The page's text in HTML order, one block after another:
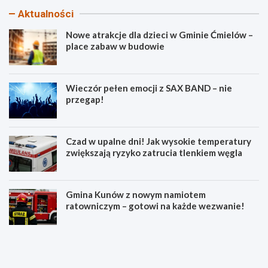
Aktualności
Nowe atrakcje dla dzieci w Gminie Ćmielów –
place zabaw w budowie
Wieczór pełen emocji z SAX BAND – nie
przegap!
Czad w upalne dni! Jak wysokie temperatury
zwiększają ryzyko zatrucia tlenkiem węgla
Gmina Kunów z nowym namiotem
ratowniczym – gotowi na każde wezwanie!
N
W